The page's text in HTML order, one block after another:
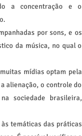
a concentração e o
por sons, e os
da música, no qual o
mídias optam pela
alienação, o controle do
sociedade brasileira,
temáticas das práticas